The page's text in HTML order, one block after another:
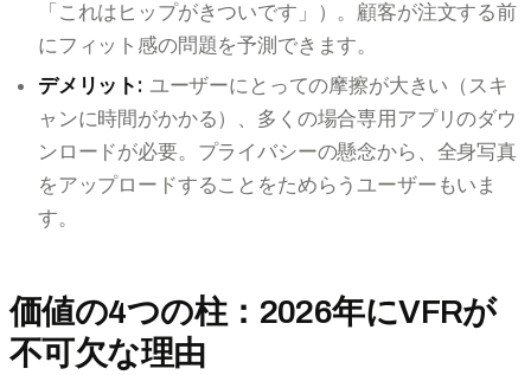
「これはヒップがきついです」）。顧客が注文する前
にフィット感の問題を予測できます。
デメリット: ユーザーにとっての摩擦が大きい（スキ
ャンに時間がかかる）、多くの場合専用アプリのダウ
ンロードが必要。プライバシーの懸念から、全身写真
をアップロードすることをためらうユーザーもいま
す。
価値の4つの柱：2026年にVFRが
不可欠な理由